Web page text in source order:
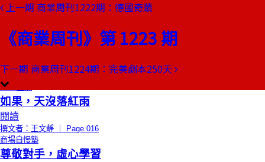
上一期 商業周刊1222期：德國奇蹟
《商業周刊》第 1223 期
下一期 商業周刊1224期：完美劇本250天
本期目錄
限時免費總編輯的話
正義騎士
閱讀
撰文者：郭奕伶 ｜ Page.014
CEO上線
如果，天沒落紅雨
閱讀
撰文者：王文靜 ｜ Page.016
商場自慢塾
尊敬對手，虛心學習